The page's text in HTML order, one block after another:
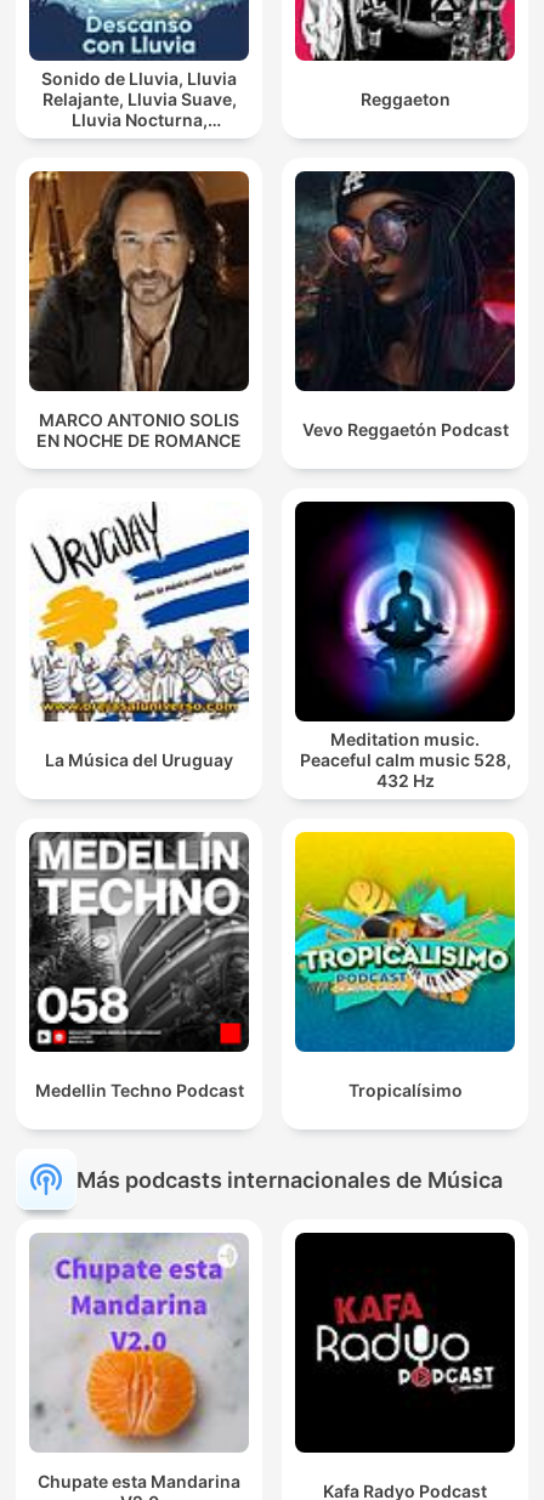
Sonido de Lluvia, Lluvia
Relajante, Lluvia Suave,
Lluvia Nocturna,
Descanso Con Lluvia
Reggaeton
MARCO ANTONIO SOLIS
EN NOCHE DE ROMANCE
Vevo Reggaetón Podcast
La Música del Uruguay
Meditation music.
Peaceful calm music 528,
432 Hz
Medellin Techno Podcast Tropicalísimo
Más podcasts internacionales de Música
Chupate esta Mandarina
Kafa Radyo Podcast